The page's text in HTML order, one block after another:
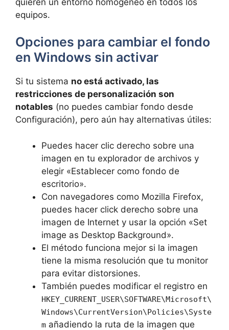
equipos.
Opciones para cambiar el fondo
en Windows sin activar
Si tu sistema no está activado, las
restricciones de personalización son
notables (no puedes cambiar fondo desde
Configuración), pero aún hay alternativas útiles:
Puedes hacer clic derecho sobre una
imagen en tu explorador de archivos y
elegir «Establecer como fondo de
escritorio».
Con navegadores como Mozilla Firefox,
puedes hacer click derecho sobre una
imagen de Internet y usar la opción «Set
image as Desktop Background».
El método funciona mejor si la imagen
tiene la misma resolución que tu monitor
para evitar distorsiones.
También puedes modificar el registro en
HKEY_CURRENT_USER\SOFTWARE\Microsoft\
Windows\CurrentVersion\Policies\Syste
m añadiendo la ruta de la imagen que